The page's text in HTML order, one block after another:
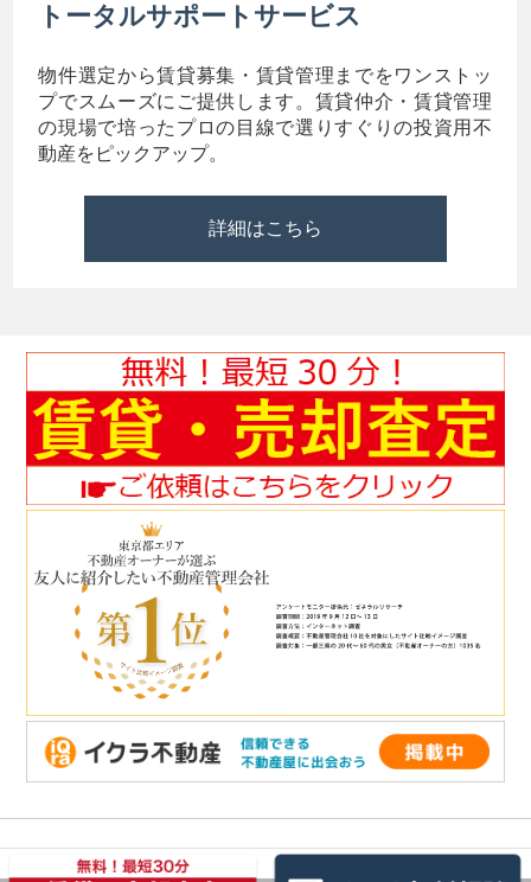
トータルサポートサービス
物件選定から賃貸募集・賃貸管理までをワンストッ
プでスムーズにご提供します。賃貸仲介・賃貸管理
の現場で培ったプロの目線で選りすぐりの投資用不
動産をピックアップ。
詳細はこちら